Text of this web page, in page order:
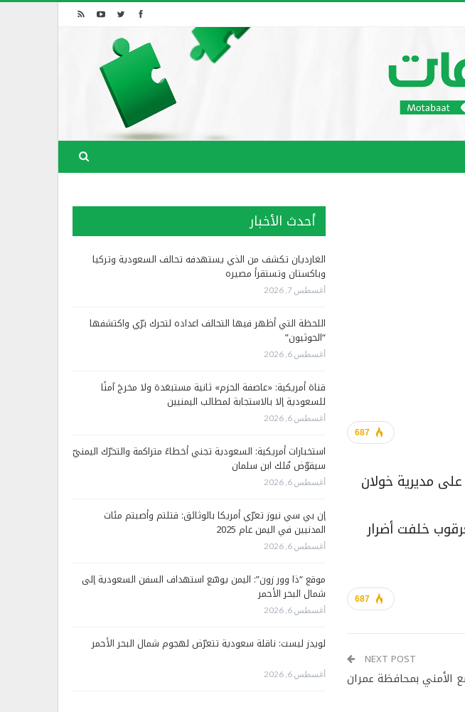
687
اليوم الأربعاء 9 مارس 2016م غارة على مديرية خوﻻن
خلفت أضرار
687
NEXT POST
الأمني بمحافظة عمران
أحدث الأخبار
الغارديان تكشف من الذي يستهدفه تحالف السعودية وتركيا
وباكستان وتستقرأ مصيره
أغسطس 7, 2026
اللحظة التي أظهر فيها التحالف اعداده لتحرك برّي واكتشفها
“الحوثيون”
أغسطس 6, 2026
قناة أمريكية: «عاصفة الحزم» ثانية مستبعَدة ولا مخرجَ آمنًا
للسعودية إلا بالاستجابة لمطالب اليمنيين
أغسطس 6, 2026
استخبارات أمريكية: السعودية تجني أخطاءً متراكمة والتحرّك اليمنيّ
سيقوّض مُلك ابن سلمان
أغسطس 6, 2026
إن بي سي نيوز تعرّي أمريكا بالوثائق: قتلتم وأصبتم مئات
المدنيين في اليمن عام 2025
أغسطس 6, 2026
موقع “ذا وور زون”: اليمن يوسّع استهداف السفن السعودية إلى
شمال البحر الأحمر
أغسطس 6, 2026
لويدز ليست: ناقلة سعودية تتعرّض لهجوم شمال البحر الأحمر
أغسطس 6, 2026